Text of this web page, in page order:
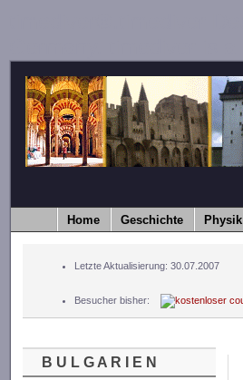
Home Geschichte Physik
Letzte Aktualisierung: 30.07.2007
Besucher bisher:
B U L G A R I E N